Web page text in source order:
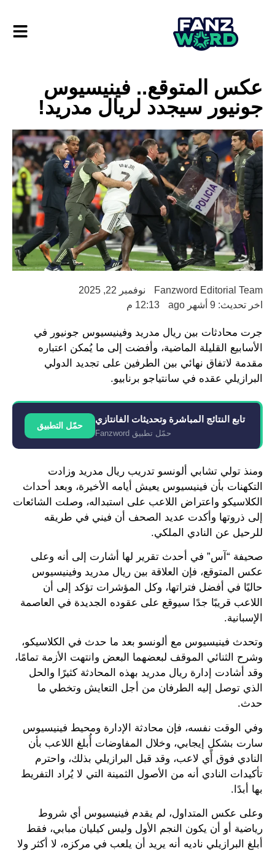
عكس المتوقع.. فينيسيوس
جونيور سيجدد لريال مدريد!
Fanzword Editorial Team
نوفمبر 22, 2025
اخر تحديث: 9 أشهر ago
12:13 م
جرت محادثات بين ريال مدريد وفينيسيوس جونيور في
الأسابيع القليلة الماضية، وأفضت إلى ما يُمكن اعتباره
مقدمة لاتفاق نهائي بين الطرفين على تجديد الدولي
البرازيلي عقده في سانتياجو برنابيو.
تابع النتائج المباشرة وتحديثات الفانتازي
حمّل تطبيق Fanzword
حمّل التطبيق
ومنذ تولي تشابي ألونسو تدريب ريال مدريد وزادت
التكهنات بأن فينيسيوس يعيش أيامه الأخيرة، وبعد أحداث
الكلاسيكو واعتراض اللاعب على استبداله، وصلت الشائعات
إلى ذروتها وأكدت عديد الصحف أن فيني في طريقه
للرحيل عن النادي الملكي.
صحيفة “آس” في أحدث تقرير لها أشارت إلى أنه وعلى
عكس المتوقع، فإن العلاقة بين ريال مدريد وفينيسيوس
حاليًا في أفضل فتراتها، وكل المؤشرات تؤكد إلى أن
اللاعب قريبًا جدًا سيوقع على عقوده الجديدة في العاصمة
الإسبانية.
وتحدث فينيسيوس مع ألونسو بعد ما حدث في الكلاسيكو،
وشرح الثنائي الموقف لبعضهما البعض وانتهت الأزمة تمامًا،
وقد أشادت إدارة ريال مدريد بهذه المحادثة كثيرًا والحل
الذي توصل إليه الطرفان من أجل التعايش وتخطي ما
حدث.
وفي الوقت نفسه، فإن محادثة الإدارة ومحيط فينيسيوس
سارت بشكلٍ إيجابي، وخلال المفاوضات أُبلغ اللاعب بأن
النادي فوق أي لاعب، وقد قبل البرازيلي بذلك، واحترم
تأكيدات النادي أنه من الأصول الثمينة التي لا يُراد التفريط
بها أبدًا.
وعلى عكس المتداول، لم يقدم فينيسيوس أي شروط
رياضية أو أن يكون النجم الأول وليس كيليان مبابي، فقط
أبلغ البرازيلي ناديه أنه يريد أن يلعب في مركزه، لا أكثر ولا